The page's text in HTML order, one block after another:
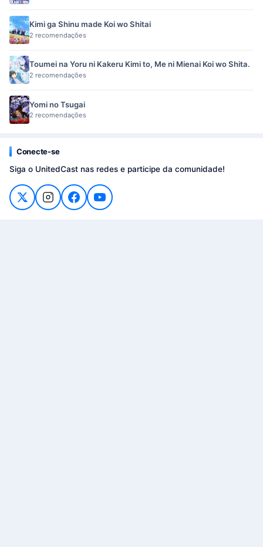
Kimi ga Shinu made Koi wo Shitai
2 recomendações
Toumei na Yoru ni Kakeru Kimi to, Me ni Mienai Koi wo Shita.
2 recomendações
Yomi no Tsugai
2 recomendações
Conecte-se
Siga o UnitedCast nas redes e participe da comunidade!